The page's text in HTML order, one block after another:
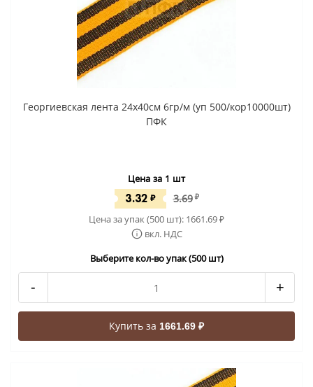
Георгиевская лента 24x40cм 6гр/м (уп 500/кор10000шт)
ПФК
Цена за 1 шт
3.32 ₽ 3.69 ₽
Цена за упак (500 шт): 1661.69₽
вкл. НДС
Выберите кол-во упак (500 шт)
- +
Купить за 1661.69 ₽